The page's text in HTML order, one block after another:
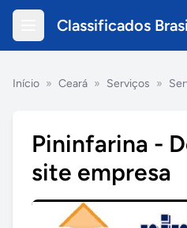
Classificados
Início » Ceará » Serviços »
Pininfarina -
site empresa